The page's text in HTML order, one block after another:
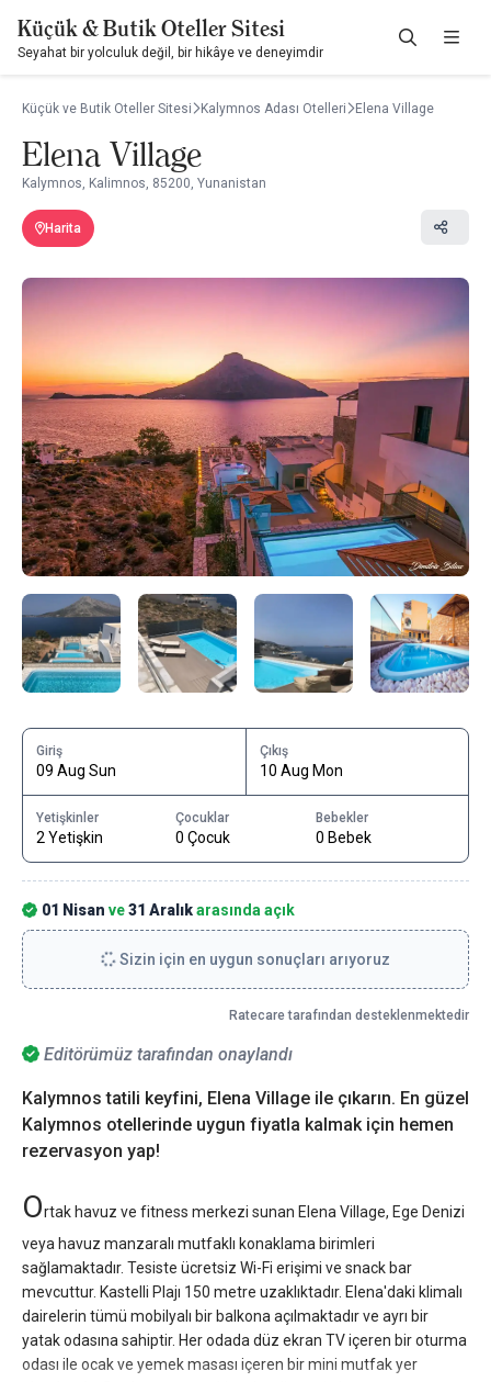
Küçük & Butik Oteller Sitesi
Seyahat bir yolculuk değil, bir hikâye ve deneyimdir
Küçük ve Butik Oteller Sitesi Kalymnos Adası Otelleri Elena Village
Elena Village
Kalymnos, Kalimnos, 85200, Yunanistan
Harita
Editörümüz tarafından onaylandı
Kalymnos tatili keyfini, Elena Village ile çıkarın. En güzel
Kalymnos otellerinde uygun fiyatla kalmak için hemen
rezervasyon yap!
Ortak havuz ve fitness merkezi sunan Elena Village, Ege Denizi
veya havuz manzaralı mutfaklı konaklama birimleri
sağlamaktadır. Tesiste ücretsiz Wi-Fi erişimi ve snack bar
mevcuttur. Kastelli Plajı 150 metre uzaklıktadır. Elena'daki klimalı
dairelerin tümü mobilyalı bir balkona açılmaktadır ve ayrı bir
yatak odasına sahiptir. Her odada düz ekran TV içeren bir oturma
odası ile ocak ve yemek masası içeren bir mini mutfak yer
Giriş
09 Aug Sun
Çıkış
10 Aug Mon
Yetişkinler
2 Yetişkin
Çocuklar
0 Çocuk
Bebekler
0 Bebek
01 Nisan ve31 Aralıkarasında açık
Sizin için en uygun sonuçları arıyoruz
Ratecare tarafından desteklenmektedir